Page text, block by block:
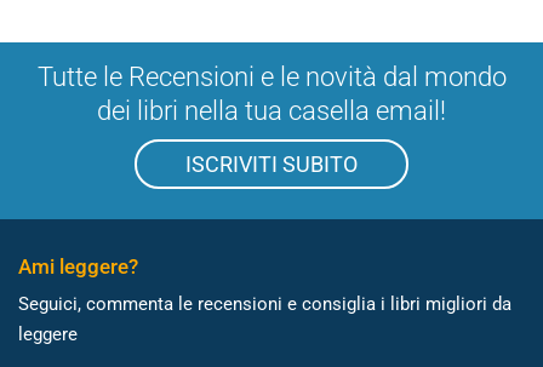
Tutte le Recensioni e le novità dal mondo
dei libri nella tua casella email!
ISCRIVITI SUBITO
Ami leggere?
Seguici, commenta le recensioni e consiglia i libri migliori da
leggere